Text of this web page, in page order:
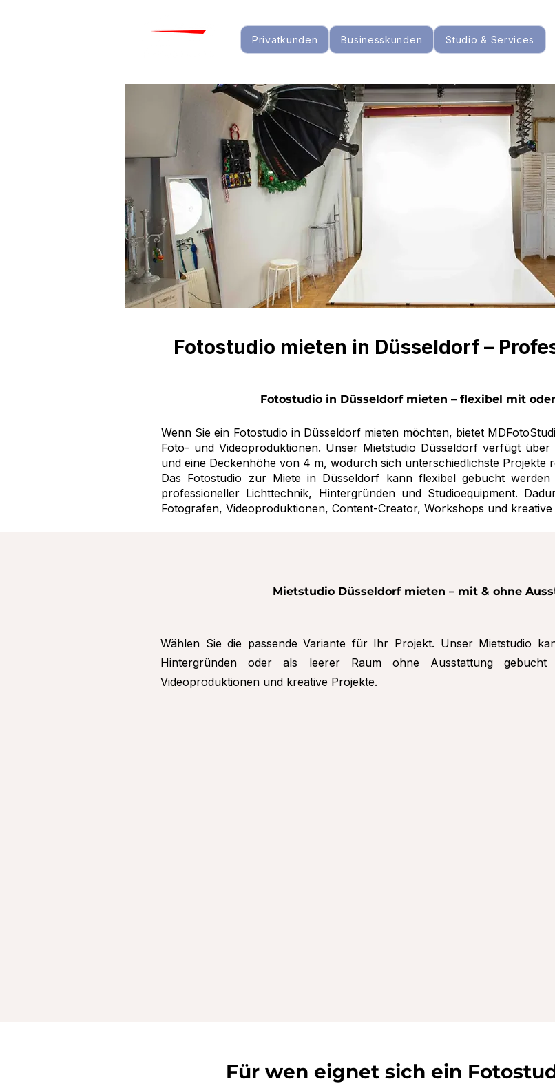
Privatkunden Businesskunden Studio & Services
Fotostudio mieten in Düsseldorf –
Fotostudio in Düsseldorf mieten – flexibel mit
Wenn Sie ein Fotostudio in Düsseldorf mieten möchten, bietet
Foto- und Videoproduktionen. Unser Mietstudio Düsseldorf verfügt
und eine Deckenhöhe von 4 m, wodurch sich unterschiedlichste Projekte
Das Fotostudio zur Miete in Düsseldorf kann flexibel gebucht
professioneller Lichttechnik, Hintergründen und Studioequipment.
Fotografen, Videoproduktionen, Content-Creator, Workshops und kreative
Mietstudio Düsseldorf mieten – mit & ohne
Wählen Sie die passende Variante für Ihr Projekt. Unser Mietstudio
Hintergründen oder als leerer Raum ohne Ausstattung
Videoproduktionen und kreative Projekte.
Für wen eignet sich ein